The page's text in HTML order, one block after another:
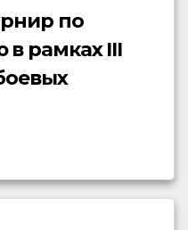
по
рамках III